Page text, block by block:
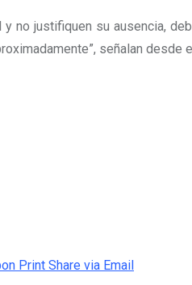
no justifiquen su ausencia,
señalan desde
Print Share via Email